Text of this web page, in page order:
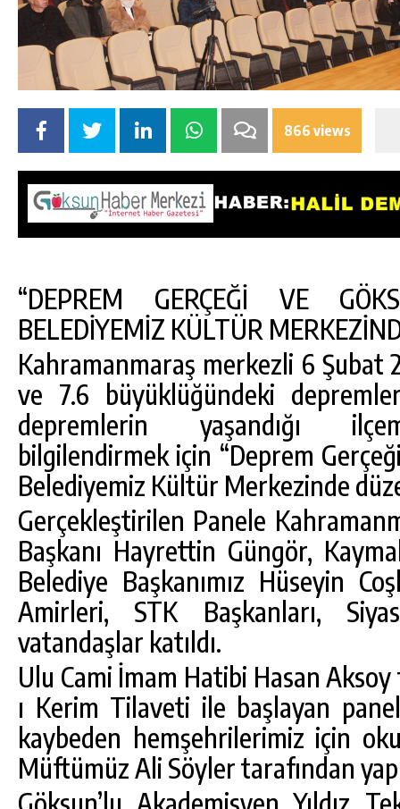
866 views
“DEPREM GERÇEĞİ VE
BELEDİYEMİZ KÜLTÜR
Kahramanmaraş merkezli 6 Şubat
ve 7.6 büyüklüğündeki
depremlerin yaşandığı
bilgilendirmek için “Deprem
Belediyemiz Kültür Merkezinde
Gerçekleştirilen Panele
Başkanı Hayrettin Güngör,
Belediye Başkanımız Hüseyin
Amirleri, STK Başkanları,
vatandaşlar katıldı.
Ulu Cami İmam Hatibi Hasan
ı Kerim Tilaveti ile başlayan
kaybeden hemşehrilerimiz için
Müftümüz Ali Söyler tarafından